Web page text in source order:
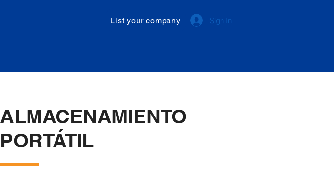
List your company Sign In
ALMACENAMIENTO
PORTÁTIL